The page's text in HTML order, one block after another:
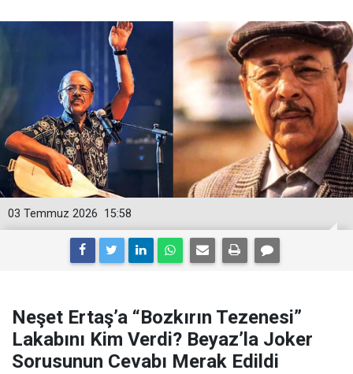
15:58
03 Temmuz 2026
Neşet Ertaş’a “Bozkırın Tezenesi”
Lakabını Kim Verdi? Beyaz’la Joker
Sorusunun Cevabı Merak Edildi